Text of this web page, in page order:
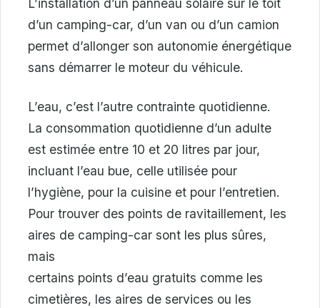
d’un camping-car, d’un van ou d’un camion
permet d’allonger son autonomie énergétique
sans démarrer le moteur du véhicule.
L’eau, c’est l’autre contrainte quotidienne.
La consommation quotidienne d’un adulte
est estimée entre 10 et 20 litres par jour,
incluant l’eau bue, celle utilisée pour
l’hygiène, pour la cuisine et pour l’entretien.
Pour trouver des points de ravitaillement, les
aires de camping-car sont les plus sûres,
mais
certains points d’eau gratuits comme les
cimetières, les aires de services ou les